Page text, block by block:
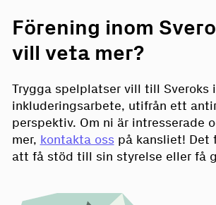
Förening inom
vill veta mer?
Trygga spelplatser vill till Sveroks
inkluderingsarbete, utifrån ett
perspektiv. Om ni är intresserade
mer, kontakta osspå kansliet! Det
att få stöd till sin styrelse eller få